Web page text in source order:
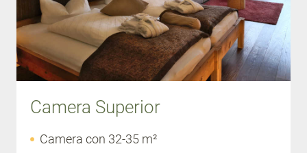
Camera Superior
Camera con 32-35 m²